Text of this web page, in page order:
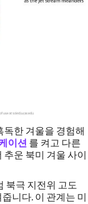
독한 겨울을 경험해
이션 를 켜고 다른
운 북미 겨울 사이
북극 지전위 고도
니다. 이 관계는 미